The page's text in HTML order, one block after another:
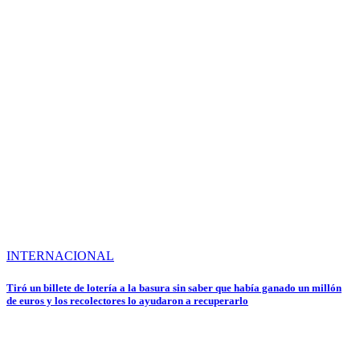
INTERNACIONAL
Tiró un billete de lotería a la basura sin saber que había ganado un millón
de euros y los recolectores lo ayudaron a recuperarlo